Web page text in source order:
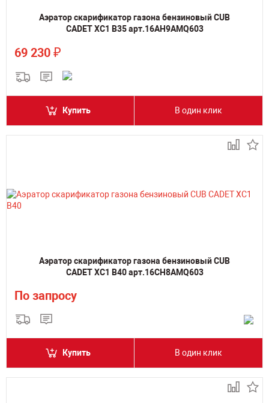
Аэратор скарификатор газона бензиновый CUB
CADET XC1 B35 арт.16AH9AMQ603
69 230 ₽
Купить В один клик
Аэратор скарификатор газона бензиновый CUB
CADET XC1 B40 арт.16CH8AMQ603
По запросу
Купить В один клик